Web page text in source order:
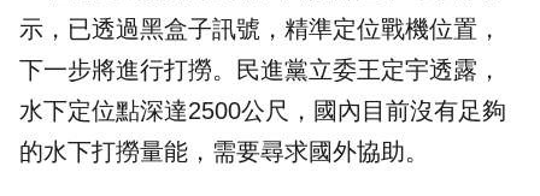
示，已透過黑盒子訊號，精準定位戰機位置，
下一步將進行打撈。民進黨立委王定宇透露，
水下定位點深達2500公尺，國內目前沒有足夠
的水下打撈量能，需要尋求國外協助。